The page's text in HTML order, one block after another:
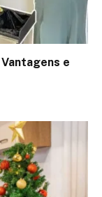
e